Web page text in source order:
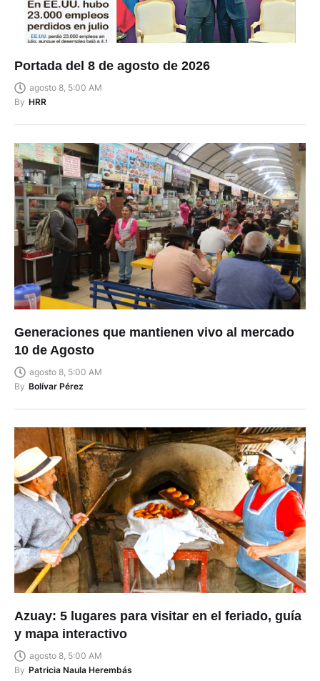
Portada del 8 de agosto de 2026
agosto 8, 5:00 AM
By HRR
Generaciones que mantienen vivo al mercado
10 de Agosto
agosto 8, 5:00 AM
By Bolívar Pérez
Azuay: 5 lugares para visitar en el feriado, guía
y mapa interactivo
agosto 8, 5:00 AM
By Patricia Naula Herembás